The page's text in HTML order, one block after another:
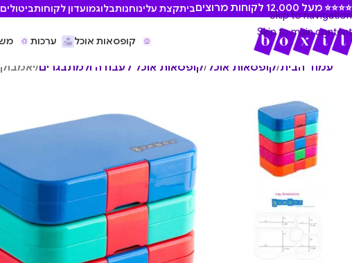
Skip to navigation
Skip to main content
מעל 12,000 לקוחות מרוצים ביתקצת עלינוחנותבלוגמועדון לקוחות
קופסאות אוכל ערכות
עמוד הבית/קופסאות אוכל /קופסאות אוכל לעבודה ולמתבגרים/